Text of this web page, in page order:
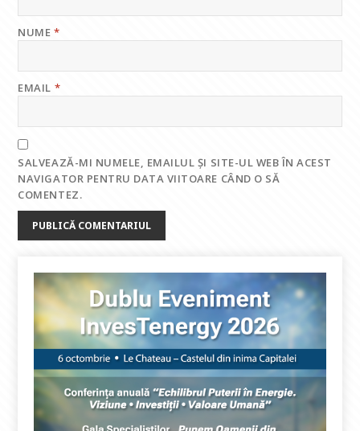
NUME*
EMAIL *
SALVEAZĂ-MI NUMELE, EMAILUL ȘI SITE-UL WEB ÎN ACEST
NAVIGATOR PENTRU DATA VIITOARE CÂND O SĂ
COMENTEZ.